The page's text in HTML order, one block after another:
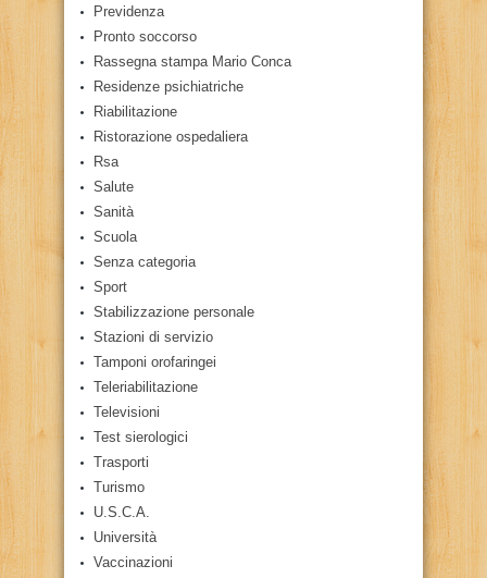
Previdenza
Pronto soccorso
Rassegna stampa Mario Conca
Residenze psichiatriche
Riabilitazione
Ristorazione ospedaliera
Rsa
Salute
Sanità
Scuola
Senza categoria
Sport
Stabilizzazione personale
Stazioni di servizio
Tamponi orofaringei
Teleriabilitazione
Televisioni
Test sierologici
Trasporti
Turismo
U.S.C.A.
Università
Vaccinazioni